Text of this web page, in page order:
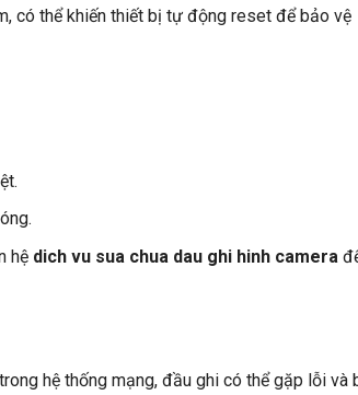
có thể khiến thiết bị tự động reset để bảo vệ
hệ dich vu sua chua dau ghi hinh camera
hệ thống mạng, đầu ghi có thể gặp lỗi và